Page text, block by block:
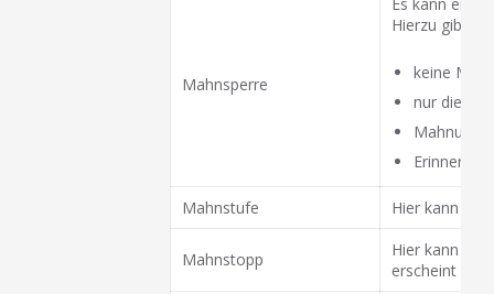
Mahnsperre
Es kann eine
Hierzu gibt
keine
nur die
Mahnung:
Mahnstufe Hier kann die
Mahnstopp
Hier kann
erscheint